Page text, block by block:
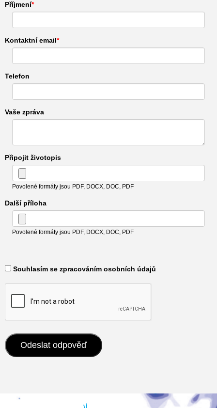
Příjmení
Kontaktní email
Telefon
Vaše zpráva
Připojit životopis
Povolené formáty jsou PDF, DOCX, DOC, PDF
Další příloha
Povolené formáty jsou PDF, DOCX, DOC, PDF
​ Souhlasím se zpracováním osobních údajů